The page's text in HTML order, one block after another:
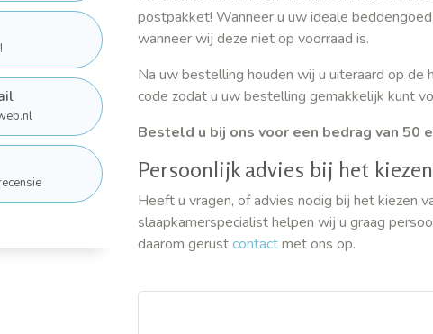
postpakket! Wanneer u uw ideale
wanneer wij deze niet op voorraad is.
Na uw bestelling houden wij u uiteraard op de
code zodat u uw bestelling gemakkelijk kunt
Besteld u bij ons voor een bedrag van 50
Persoonlijk advies bij het
Heeft u vragen, of advies nodig bij het kiezen
slaapkamerspecialist helpen wij u graag
daarom gerustcontactmet ons op.